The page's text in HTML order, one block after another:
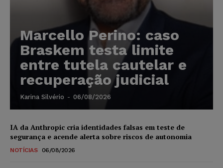
Marcello Perino: caso
Braskem testa limite
entre tutela cautelar e
recuperação judicial
Karina Silvério - 06/08/2026
IA da Anthropic cria identidades falsas em teste de
segurança e acende alerta sobre riscos de autonomia
NOTÍCIAS 06/08/2026